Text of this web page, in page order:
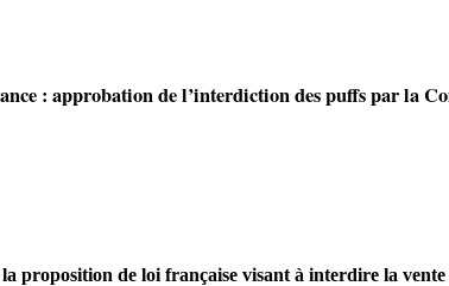
: approbation de l’interdiction des puffs par la
proposition de loi française visant à interdire la